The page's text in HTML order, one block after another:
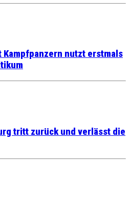
nutzt erstmals
tritt zurück und verlässt die